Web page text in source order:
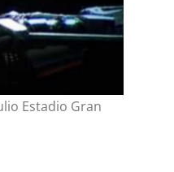
Estadio Gran